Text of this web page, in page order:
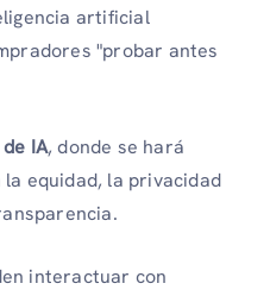
artificial
"probar antes
IA, donde se hará
equidad, la privacidad
interactuar con